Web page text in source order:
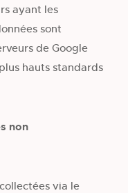
ayant les
sont
de Google
hauts standards
non
via le